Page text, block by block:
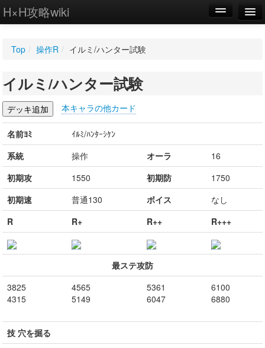
H×H攻略wiki
WIKI
設定
Top / 操作R / イルミ/ハンター試験
イルミ/ハンター試験
本キャラの他カード
名前ﾖﾐ
ｲﾙﾐ/ﾊﾝﾀｰｼｹﾝ
系統
操作 オーラ
16
初期攻
1550 初期防
1750
初期速
普通130 ボイス
なし
R
R+ R++ R+++
最ステ攻防
3825
4315
4565
5149
5361
6047
6100
6880
技 穴を掘る